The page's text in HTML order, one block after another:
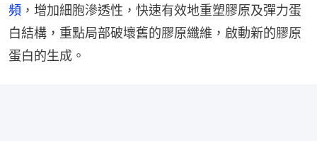
頻 ，增加細胞滲透性，快速有效地重塑膠原及彈力蛋
白結構，重點局部破壞舊的膠原纖維，啟動新的膠原
蛋白的生成。